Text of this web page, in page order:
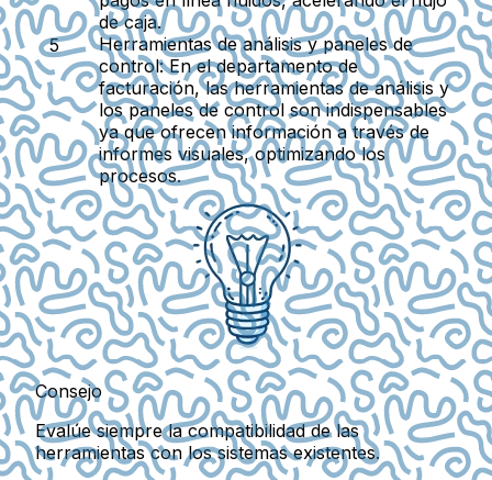
de caja.
Herramientas de análisis y paneles de
control:En el departamento de
facturación, las herramientas de análisis y
los paneles de control son indispensables
ya que ofrecen información a través de
informes visuales, optimizando los
procesos.
Consejo
Evalúe siempre la compatibilidad de las
herramientas con los sistemas existentes.